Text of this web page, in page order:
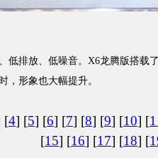
排放、低噪音。X6龙腾版搭载
，形象也大幅提升。
[4] [5] [6] [7] [8] [9] [10] [
[15] [16] [17] [18] [